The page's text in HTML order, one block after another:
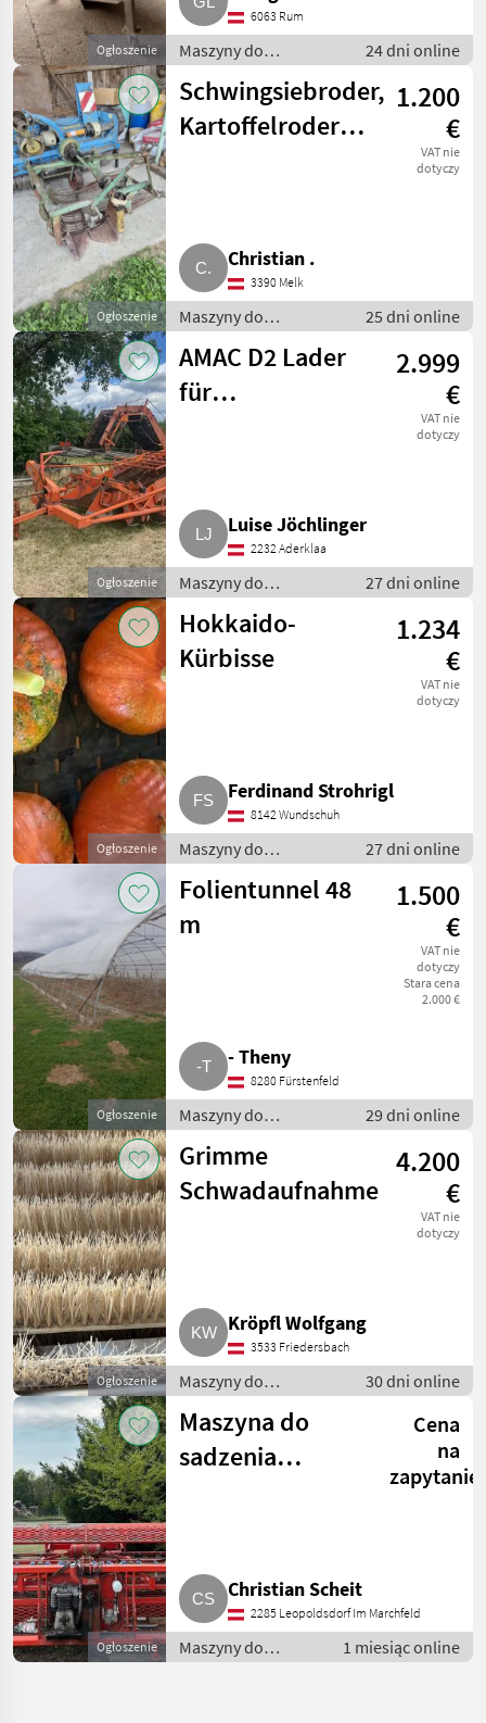
Ogłoszenie
6063 Rum
Maszyny do
warzywnictwa / Inne
maszyny do
warzywnictwa
24 dni online
Ogłoszenie
Schwingsiebroder,
Kartoffelroder,
1.200
€
VAT nie
dotyczy
Christian .
3390 Melk
Maszyny do
warzywnictwa / Inne
maszyny do
warzywnictwa
25 dni online
Ogłoszenie
AMAC D2 Lader
für
2.999
€
VAT nie
dotyczy
Luise Jöchlinger
2232 Aderklaa
Maszyny do
warzywnictwa / Inne
maszyny do
warzywnictwa
27 dni online
Ogłoszenie
Hokkaido-
Kürbisse
1.234
€
VAT nie
dotyczy
Ferdinand Strohrigl
8142 Wundschuh
Maszyny do
warzywnictwa / Inne
maszyny do
27 dni online
Ogłoszenie
Folientunnel 48
m
1.500
€
VAT nie
dotyczy
Stara cena
2.000 €
- Theny
8280 Fürstenfeld
Maszyny do
warzywnictwa / Inne
maszyny do
warzywnictwa
29 dni online
Ogłoszenie
Grimme
Schwadaufnahme
4.200
€
VAT nie
dotyczy
Kröpfl Wolfgang
3533 Friedersbach
Maszyny do
warzywnictwa / Inne
maszyny do
warzywnictwa
30 dni online
Ogłoszenie
Maszyna do
sadzenia
Cena
na
zapytanie
Christian Scheit
2285 Leopoldsdorf Im Marchfeld
Maszyny do
warzywnictwa /
1 miesiąc online